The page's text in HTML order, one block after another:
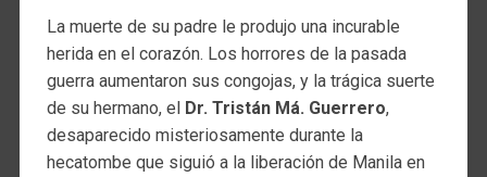
La muerte de su padre le produjo una incurable
herida en el corazón. Los horrores de la pasada
guerra aumentaron sus congojas, y la trágica suerte
de su hermano, el Dr. Tristán Má. Guerrero,
desaparecido misteriosamente durante la
hecatombe que siguió a la liberación de Manila en